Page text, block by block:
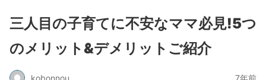
三人目の子育てに不安なママ必見!5つ
のメリット&デメリットご紹介
kobonnou 7年前